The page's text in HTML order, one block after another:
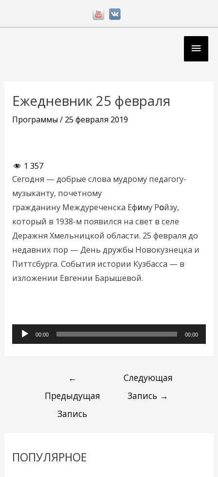
Ежедневник 25 февраля
Программы/ 25 февраля 2019
1 357
Сегодня — добрые слова мудрому педагогу-
музыканту, почетному
гражданину Междуреченска Ефиму Ройзу,
который в 1938-м появился на свет в селе
Деражня Хмельницкой области. 25 февраля до
недавних пор — День дружбы Новокузнецка и
Питтсбурга. События истории Кузбасса — в
изложении Евгении Барышевой.
Аудиоплеер
00:00 00:00
записям
←
Предыдущая
Запись
Следующая
Запись →
ПОПУЛЯРНОЕ